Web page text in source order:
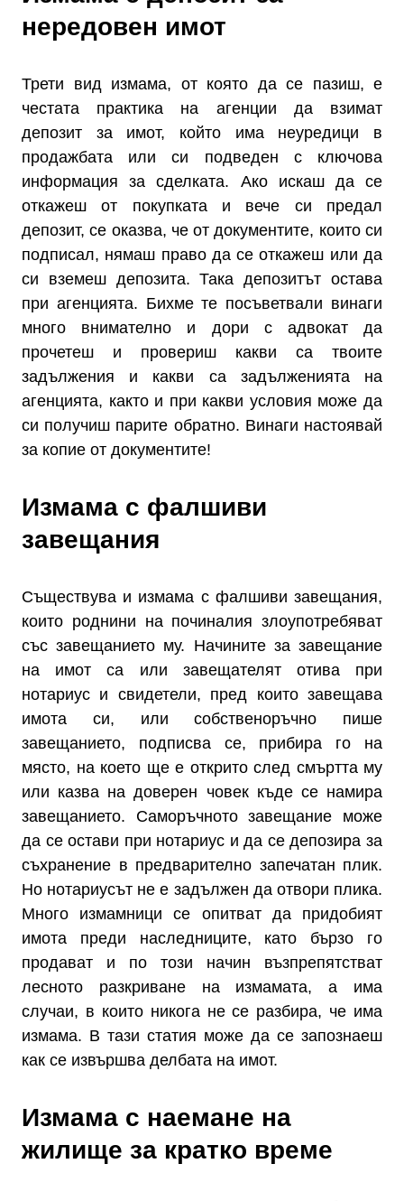
нередовен имот
Трети вид измама, от която да се пазиш, е
честата практика на агенции да взимат
депозит за имот, който има неуредици в
продажбата или си подведен с ключова
информация за сделката. Ако искаш да се
откажеш от покупката и вече си предал
депозит, се оказва, че от документите, които си
подписал, нямаш право да се откажеш или да
си вземеш депозита. Така депозитът остава
при агенцията. Бихме те посъветвали винаги
много внимателно и дори с адвокат да
прочетеш и провериш какви са твоите
задължения и какви са задълженията на
агенцията, както и при какви условия може да
си получиш парите обратно. Винаги настоявай
за копие от документите!
Измама с фалшиви
завещания
Съществува и измама с фалшиви завещания,
които роднини на починалия злоупотребяват
със завещанието му. Начините за завещание
на имот са или завещателят отива при
нотариус и свидетели, пред които завещава
имота си, или собственоръчно пише
завещанието, подписва се, прибира го на
място, на което ще е открито след смъртта му
или казва на доверен човек къде се намира
завещанието. Саморъчното завещание може
да се остави при нотариус и да се депозира за
съхранение в предварително запечатан плик.
Но нотариусът не е задължен да отвори плика.
Много измамници се опитват да придобият
имота преди наследниците, като бързо го
продават и по този начин възпрепятстват
лесното разкриване на измамата, а има
случаи, в които никога не се разбира, че има
измама. В тази статия може да се запознаеш
как се извършва делбата на имот.
Измама с наемане на
жилище за кратко време